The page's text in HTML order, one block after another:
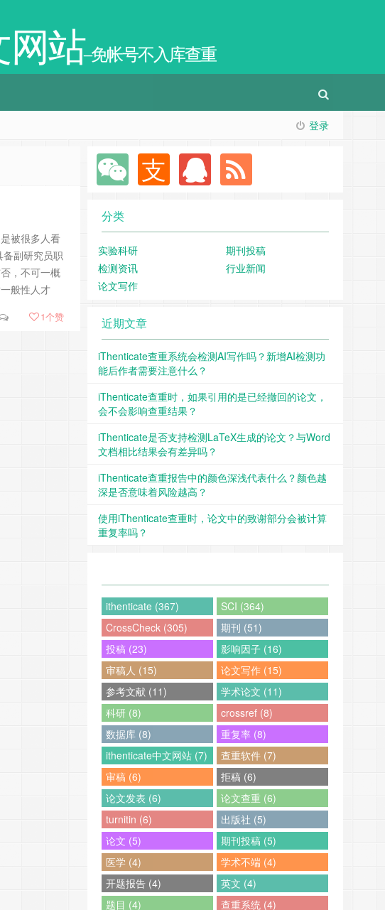
网站–免帐号不入库查重
登录
被很多人看
副研究员职
，不可一概
般性人才
1个赞
分类
实验科研
期刊投稿
检测资讯
行业新闻
论文写作
近期文章
iThenticate查重系统会检测AI写作吗？新增AI检测功
能后作者需要注意什么？
iThenticate查重时，如果引用的是已经撤回的论文，
会不会影响查重结果？
iThenticate是否支持检测LaTeX生成的论文？与Word
文档相比结果会有差异吗？
iThenticate查重报告中的颜色深浅代表什么？颜色越
深是否意味着风险越高？
使用iThenticate查重时，论文中的致谢部分会被计算
重复率吗？
ithenticate (367)
SCI (364)
CrossCheck (305)
期刊 (51)
投稿 (23)
影响因子 (16)
审稿人 (15)
论文写作 (15)
参考文献 (11)
学术论文 (11)
科研 (8)
crossref (8)
数据库 (8)
重复率 (8)
ithenticate中文网站 (7)
查重软件 (7)
审稿 (6)
拒稿 (6)
论文发表 (6)
论文查重 (6)
turnitin (6)
出版社 (5)
论文 (5)
期刊投稿 (5)
医学 (4)
学术不端 (4)
开题报告 (4)
英文 (4)
题目 (4)
查重系统 (4)